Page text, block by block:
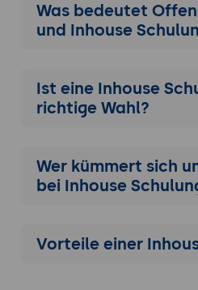
Was bedeutet
und Inhouse
Ist eine Inhouse
richtige Wahl?
Wer kümmert sich
bei Inhouse
Vorteile einer